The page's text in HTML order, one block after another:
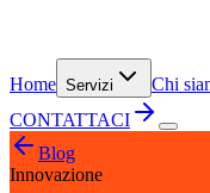
Home Servizi Chi
CONTATTACI
Blog
Innovazione